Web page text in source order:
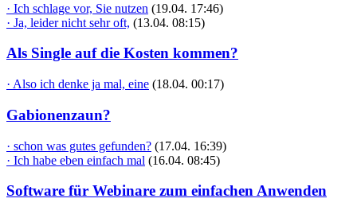
· Ich schlage vor, Sie nutzen (19.04. 17:46)
· Ja, leider nicht sehr oft, (13.04. 08:15)
Als Single auf die Kosten kommen?
· Also ich denke ja mal, eine (18.04. 00:17)
Gabionenzaun?
· schon was gutes gefunden? (17.04. 16:39)
· Ich habe eben einfach mal (16.04. 08:45)
Software für Webinare zum einfachen Anwenden